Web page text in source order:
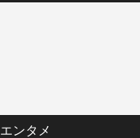
エンタメ